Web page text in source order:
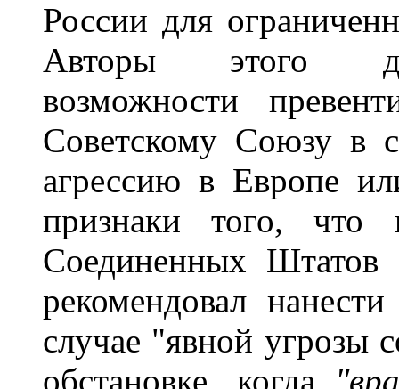
России для
Авторы этого
возможности
Советскому Союзу в
агрессию в Европе
признаки того, что
Соединенных Штатов
рекомендовал
случае "явной угрозы
обстановке, когда